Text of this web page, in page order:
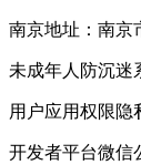
南京地址：南京
未成年人防沉迷
用户应用权限隐
开发者平台微信